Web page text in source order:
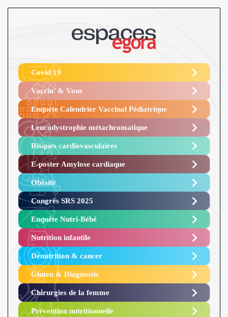
Covid 19
Vaccin’ & Vous
Enquête Calendrier Vaccinal Pédiatrique
Leucodystrophie métachromatique
Risques cardiovasculaires
E-poster Amylose cardiaque ​
Obésité ​
Congrès SRS 2025 ​
Enquête Nutri-Bébé ​
Nutrition infantile
Dénutrition & cancer
Gluten & Diagnostic
Chirurgies de la femme
Prévention nutritionnelle